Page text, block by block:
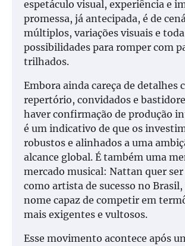
espetáculo visual, experiência e
promessa, já antecipada, é de
múltiplos, variações visuais e
possibilidades para romper com
trilhados.
Embora ainda careça de detalhes
repertório, convidados e
haver confirmação de produção
é um indicativo de que os
robustos e alinhados a uma
alcance global. É também uma
mercado musical: Nattan quer
como artista de sucesso no Brasil,
nome capaz de competir em
mais exigentes e vultosos.
Esse movimento acontece após